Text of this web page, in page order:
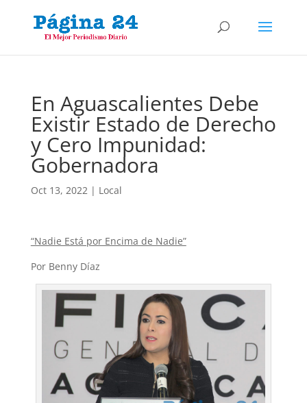
En Aguascalientes Debe
Existir Estado de Derecho
y Cero Impunidad:
Gobernadora
Oct 13, 2022| Local
“Nadie Está por Encima de Nadie”
Por Benny Díaz